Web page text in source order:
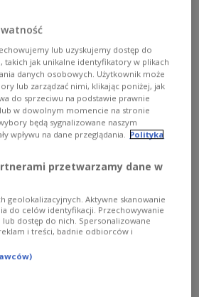
Andrzej Domański na XVI Europejskim
przez Centrum Myśli
fot. PAP
tej trójce, bo po raz pierwszy od
warunki gospodarcze,
technologiczne, które musimy
lub uzyskujemy dostęp do
takich jak unikalne identyfikatory w plikach
danych osobowych. Użytkownik może
lub zarządzać nimi, klikając poniżej, jak
do sprzeciwu na podstawie prawnie
w dowolnym momencie na stronie
będą sygnalizowane naszym
wpływu na dane przeglądania. Polityka
przetwarzamy dane w
geolokalizacyjnych. Aktywne skanowanie
do celów identyfikacji. Przechowywanie
dostęp do nich. Spersonalizowane
i treści, badnie odbiorców i